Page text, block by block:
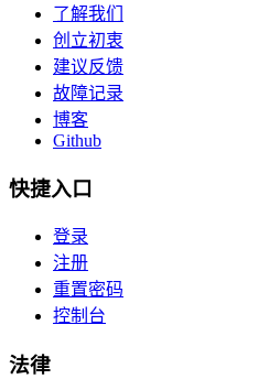
了解我们
创立初衷
建议反馈
故障记录
博客
Github
快捷入口
登录
注册
重置密码
控制台
法律